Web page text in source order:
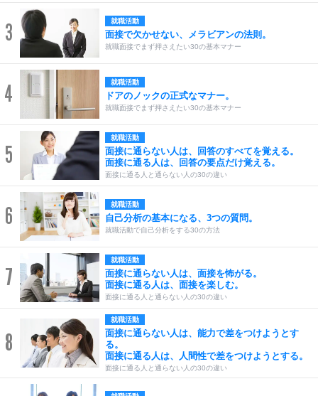
3 就職活動
面接で欠かせない、メラビアンの法則。
就職面接でまず押さえたい30の基本マナー
4 就職活動
ドアのノックの正式なマナー。
就職面接でまず押さえたい30の基本マナー
5
就職活動
面接に通らない人は、回答のすべてを覚える。
面接に通る人は、回答の要点だけ覚える。
面接に通る人と通らない人の30の違い
6 就職活動
自己分析の基本になる、3つの質問。
就職活動で自己分析をする30の方法
7
就職活動
面接に通らない人は、面接を怖がる。
面接に通る人は、面接を楽しむ。
面接に通る人と通らない人の30の違い
8
就職活動
面接に通らない人は、能力で差をつけようとす
る。
面接に通る人は、人間性で差をつけようとする。
面接に通る人と通らない人の30の違い